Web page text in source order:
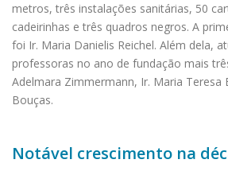
metros, três instalações sanitárias, 50
cadeirinhas e três quadros negros. A
foi Ir. Maria Danielis Reichel. Além dela,
professoras no ano de fundação mais
Adelmara Zimmermann, Ir. Maria Teresa
Bouças.
Notável crescimento na